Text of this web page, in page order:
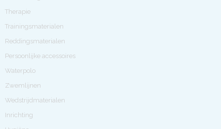
Therapie
Trainingsmaterialen
Reddingsmaterialen
Persoonlijke accessoires
Waterpolo
Zwemlijnen
Wedstrijdmaterialen
Inrichting